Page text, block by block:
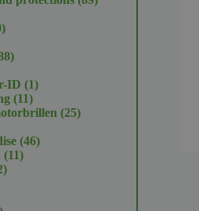
30
488
ID 11
1111
producten
2525
4646
1111
2292